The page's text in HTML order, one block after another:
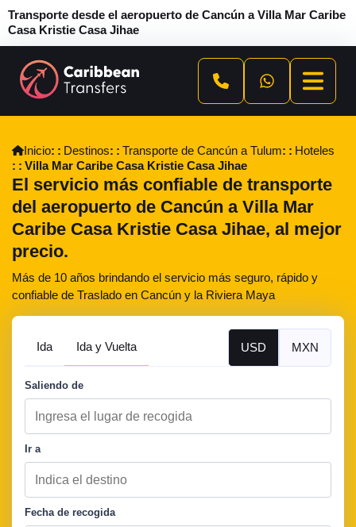
Transporte desde el aeropuerto de Cancún a Villa Mar Caribe
Casa Kristie Casa Jihae
Inicio Destinos Transporte de Cancún a Tulum
Hoteles
Villa Mar Caribe Casa Kristie Casa Jihae
El servicio más confiable de transporte
del aeropuerto de Cancún a Villa Mar
Caribe Casa Kristie Casa Jihae, al mejor
precio.
Más de 10 años brindando el servicio más seguro, rápido y
confiable de Traslado en Cancún y la Riviera Maya
Ida Ida y Vuelta USD MXN
Saliendo de
Ir a
Fecha de recogida